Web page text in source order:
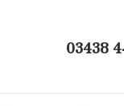
03438